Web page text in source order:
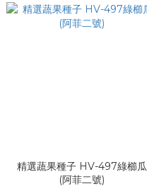
精選蔬果種子 HV-497綠櫛瓜
(阿菲二號)